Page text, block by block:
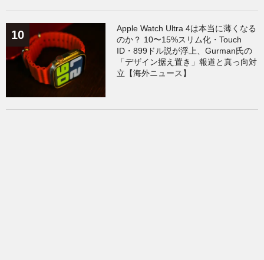
Apple Watch Ultra 4は本当に薄くなる
のか？ 10〜15%スリム化・Touch
ID・899ドル説が浮上、Gurman氏の
「デザイン据え置き」報道と真っ向対
立【海外ニュース】